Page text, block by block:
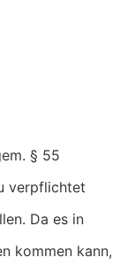
§ 55
verpflichtet
Da es in
kommen kann,